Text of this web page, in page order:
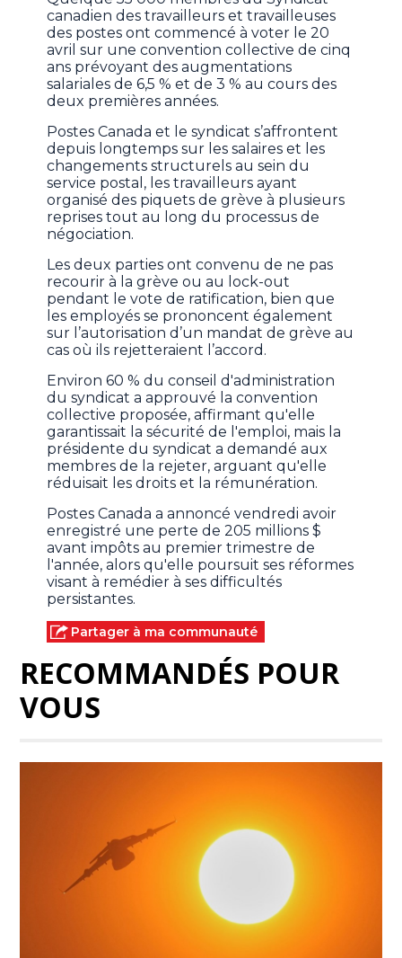
canadien des travailleurs et travailleuses
des postes ont commencé à voter le 20
avril sur une convention collective de cinq
ans prévoyant des augmentations
salariales de 6,5 % et de 3 % au cours des
deux premières années.
Postes Canada et le syndicat s’affrontent
depuis longtemps sur les salaires et les
changements structurels au sein du
service postal, les travailleurs ayant
organisé des piquets de grève à plusieurs
reprises tout au long du processus de
négociation.
Les deux parties ont convenu de ne pas
recourir à la grève ou au lock-out
pendant le vote de ratification, bien que
les employés se prononcent également
sur l’autorisation d’un mandat de grève au
cas où ils rejetteraient l’accord.
Environ 60 % du conseil d'administration
du syndicat a approuvé la convention
collective proposée, affirmant qu'elle
garantissait la sécurité de l'emploi, mais la
présidente du syndicat a demandé aux
membres de la rejeter, arguant qu'elle
réduisait les droits et la rémunération.
Postes Canada a annoncé vendredi avoir
enregistré une perte de 205 millions $
avant impôts au premier trimestre de
l'année, alors qu'elle poursuit ses réformes
visant à remédier à ses difficultés
persistantes.
Partager à ma communauté
RECOMMANDÉS POUR
VOUS